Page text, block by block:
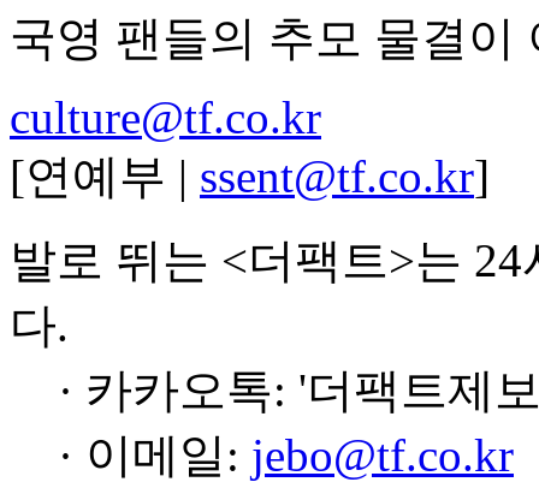
국영 팬들의 추모 물결이
culture@tf.co.kr
[연예부 | ssent@tf.co.kr]
발로 뛰는 <더팩트>는
다.
· 카카오톡: '더팩트제
· 이메일: jebo@tf.co.kr